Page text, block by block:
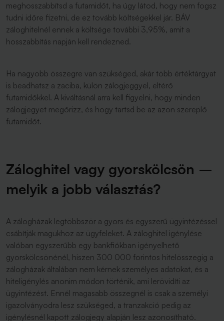
meghosszabbítsd a futamidőt, ha úgy látod, hogy nem fogsz
tudni időre fizetni, de ez tovább költségekkel jár. BÁV
záloghitelnél ennek a költsége további 3,95%, amit a
hosszabbítás napján kell rendezned.
Ha nagyobb összegre van szükséged, akár több értéktárgyat
is beadhatsz a zaciba, külön zálogjeggyel, eltérő
futamidőkkel. A kiváltásnál arra kell figyelni, hogy minden
zálogjegyet megőrizz, és hogy tartsd be az azon szereplő
futamidőt.
Záloghitel vagy gyorskölcsön –
melyik a jobb választás?
A zálogházak legtöbbször a gyors és egyszerű ügyintézéssel
csábítják magukhoz az ügyfeleket. A záloghitel igénylése
valóban egyszerűbb egy bankfiókban igényelhető
gyorskölcsönénél, hiszen 300 000 forintos hitelösszegig a
zálogházak általában nem kérnek személyes adatokat, és a
hiteligénylés anonim módon történik, ami lerövidíti az
ügyintézést. Ennél magasabb összegnél is csak a személyi
igazolványodra lesz szükséged, a tranzakció pedig az
igénylésnél kapott zálogjegy alapján lesz azonosítható.